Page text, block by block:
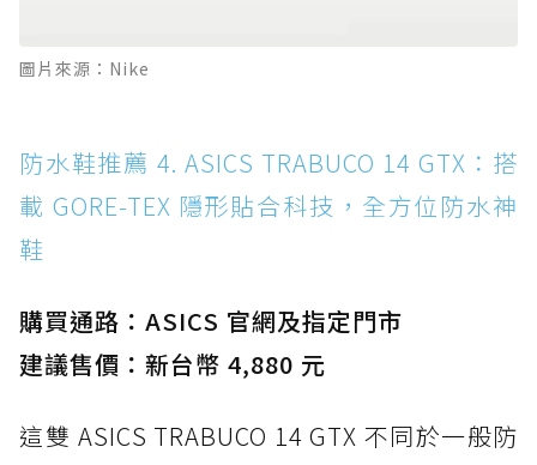
圖片來源：Nike
防水鞋推薦 4. ASICS TRABUCO 14 GTX：搭
載 GORE-TEX 隱形貼合科技，全方位防水神
鞋
購買通路：ASICS 官網及指定門市
建議售價：新台幣 4,880 元
這雙 ASICS TRABUCO 14 GTX 不同於一般防